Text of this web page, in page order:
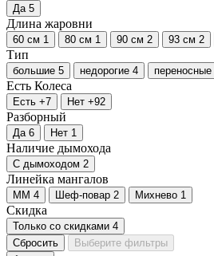
Да 5
Длина жаровни
60 см 1 80 см 1 90 см 2 93 см 2
Тип
большие 5 недорогие 4 переносные
Есть Колеса
Есть +7 Нет +92
Разборный
Да 6 Нет 1
Наличие дымохода
С дымоходом 2
Линейка мангалов
ММ 4 Шеф-повар 2 Михнево 1
Скидка
Только со cкидками 4
Сбросить
Выберите фильтры